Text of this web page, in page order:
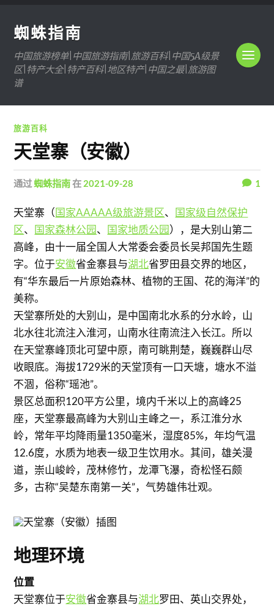
蜘蛛指南
中国旅游榜单|中国旅游指南|旅游百科|中国5A级景
区|特产大全|特产百科|地区特产|中国之最|旅游图
谱
旅游百科
天堂寨（安徽）
通过蜘蛛指南在 2021-09-28 1
天堂寨（国家AAAAA级旅游景区、 国家级自然保护
区、 国家森林公园、 国家地质公园），是大别山第二
高峰，由十一届全国人大常委会委员长吴邦国先生题
字。位于安徽省金寨县与湖北省罗田县交界的地区，
有“华东最后一片原始森林、植物的王国、花的海洋”的
美称。
天堂寨所处的大别山，是中国南北水系的分水岭，山
北水往北流注入淮河，山南水往南流注入长江。所以
在天堂寨峰顶北可望中原，南可眺荆楚，巍巍群山尽
收眼底。海拔1729米的天堂顶有一口天塘，塘水不溢
不涸，俗称“瑶池”。
景区总面积120平方公里，境内千米以上的高峰25
座，天堂寨最高峰为大别山主峰之一，系江淮分水
岭，常年平均降雨量1350毫米，湿度85%，年均气温
12.6度，水质为地表一级卫生饮用水。其间，雄关漫
道，崇山峻岭，茂林修竹，龙潭飞瀑，奇松怪石颇
多，古称“吴楚东南第一关”，气势雄伟壮观。
地理环境
位置
天堂寨位于安徽省金寨县与湖北罗田、英山交界处，